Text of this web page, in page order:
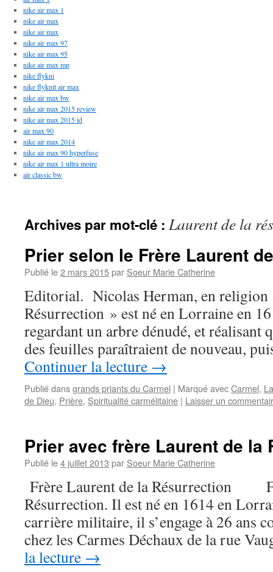
nike air max 1
nike air max
nike air max
nike air max 97
nike air max 95
nike air max mp
nike flykni
nike flyknit air max
nike air max bw
nike air max 2015 review
nike air max 2015 id
air max 90
nike air max 2014
nike air max 90 hyperfuse
nike air max 1 ultra moire
air classic bw
Archives par mot-clé : Laurent de la
Prier selon le Frère Laurent
Publié le2 mars 2015par Soeur Marie Catherine
Editorial. Nicolas Herman, en religion
Résurrection » est né en Lorraine en
regardant un arbre dénudé, et réalisant
des feuilles paraîtraient de nouveau,
Continuer la lecture →
Publié dansgrands priants du Carmel | Marqué avecCarmel,
de Dieu, Prière, Spiritualité carmélitaine | Laisser un
Prier avec frère Laurent de la
Publié le4 juillet 2013 par Soeur Marie Catherine
Frère Laurent de la Résurrection
Résurrection. Il est né en 1614 en
carrière militaire, il s’engage à 26 ans
chez les Carmes Déchaux de la rue
la lecture →